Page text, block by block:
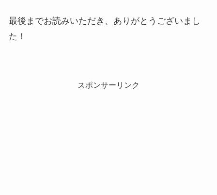
最後までお読みいただき、ありがとうございまし
た！
スポンサーリンク